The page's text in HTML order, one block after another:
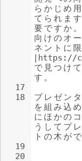
17
18
19
20
ら か じ め 用
て ら れ ま す
要 です か 。
向 け の オ ー
ネ ン ト に 限
|https://
で 見 つ け て
す 。
プ レ ゼ ン タ
を 組 み 込 め
に ほ かの コ
う し て プ レ
ト の木 が で